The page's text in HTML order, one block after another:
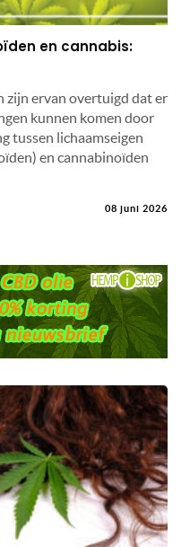
en cannabis:
zijn ervan overtuigd dat er
kunnen komen door
tussen lichaamseigen
en cannabinoïden
08 juni 2026